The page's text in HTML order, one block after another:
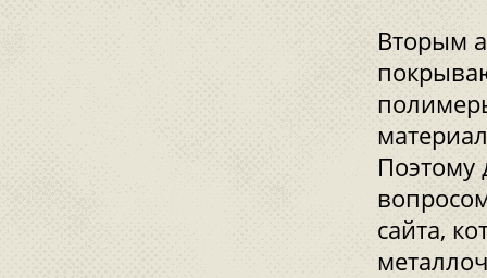
Вторым
Поэтому
сайта,